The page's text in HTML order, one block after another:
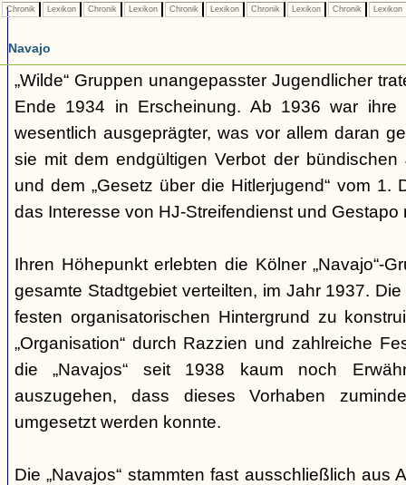
Chronik Lexikon Chronik Lexikon Chronik Lexikon Chronik Lexikon Chronik Lexikon
Navajo
„Wilde“ Gruppen unangepasster Jugendlicher
Ende 1934 in Erscheinung. Ab 1936 war ihre
wesentlich ausgeprägter, was vor allem daran
sie mit dem endgültigen Verbot der
und dem „Gesetz über die Hitlerjugend“ vom 1.
das Interesse von HJ-Streifendienst und Gestapo
Ihren Höhepunkt erlebten die Kölner „Navajo“-
gesamte Stadtgebiet verteilten, im Jahr 1937.
festen organisatorischen Hintergrund zu
„Organisation“ durch Razzien und zahlreiche
die „Navajos“ seit 1938 kaum noch
auszugehen, dass dieses Vorhaben
umgesetzt werden konnte.
Die „Navajos“ stammten fast ausschließlich aus